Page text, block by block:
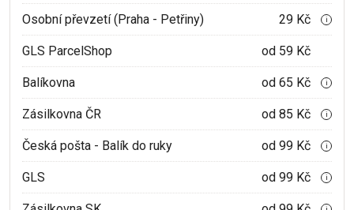
Osobní převzetí (Praha - Petřiny) 29 Kč i
GLS ParcelShop od 59 Kč
Balíkovna od 65 Kč i
Zásilkovna ČR od 85 Kč i
Česká pošta - Balík do ruky od 99 Kč i
GLS od 99 Kč i